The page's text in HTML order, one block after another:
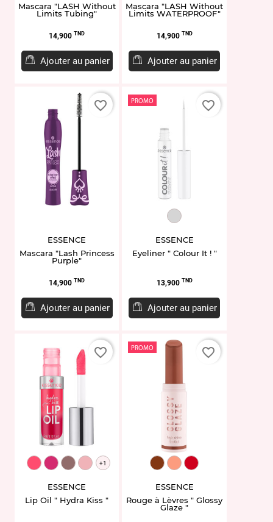
Mascara "LASH Without
Limits Tubing"
Prix
14,900 TND
Ajouter au panier
Mascara "LASH Without
Limits WATERPROOF"
Prix
14,900 TND
Ajouter au panier
ESSENCE
Mascara "Lash Princess
Purple"
Prix
14,900 TND
Ajouter au panier
favorite_border PROMO
EY949037.02
ESSENCE
Eyeliner " Colour It ! "
Prix
13,900 TND
Ajouter au panier
favorite_border
EL942193.03
EL951871.06
EL951873.08
EL958496.10
+1
ESSENCE
Lip Oil " Hydra Kiss "
favorite_border PROMO
EL952097.01
EL952098.02
EL952100.04
ESSENCE
Rouge à Lèvres " Glossy
Glaze "
favorite_border